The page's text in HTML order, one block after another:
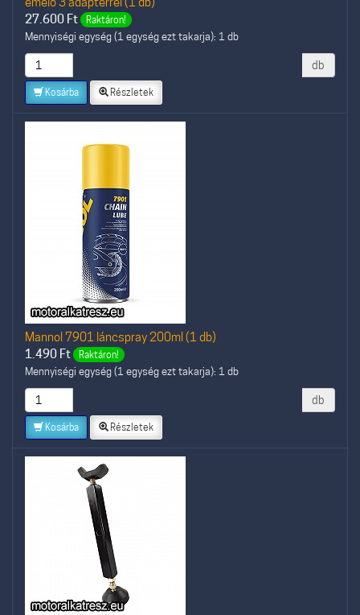
27.600 Ft Raktáron!
Mennyiségi egység (1 egység ezt takarja): 1 db
db
Kosárba Részletek
Mannol 7901 láncspray 200ml (1 db)
1.490 Ft Raktáron!
Mennyiségi egység (1 egység ezt takarja): 1 db
db
Kosárba Részletek